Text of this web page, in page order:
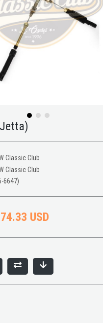
Classic Club
Classic Club
6647)
USD